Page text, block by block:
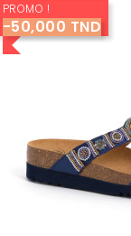
PROMO !
-50,000 TND